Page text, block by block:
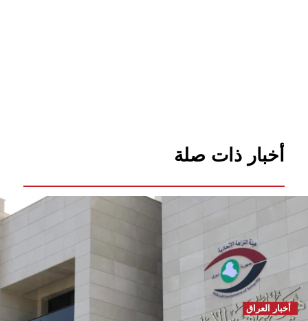
أخبار ذات صلة
أخبار العراق